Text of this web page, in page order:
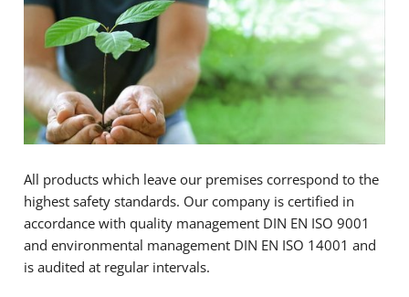
All products which leave our premises correspond to the
highest safety standards. Our company is certified in
accordance with quality management DIN EN ISO 9001
and environmental management DIN EN ISO 14001 and
is audited at regular intervals.